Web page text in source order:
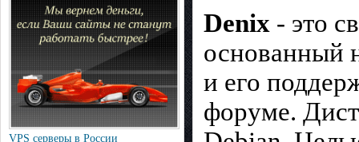
VPS серверы в России
Denix - это
основанный
и его
форуме.